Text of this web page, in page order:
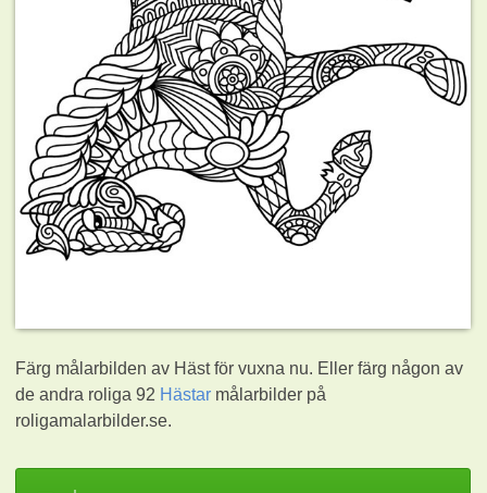
Färg målarbilden av Häst för vuxna nu. Eller färg någon av
de andra roliga 92 Hästar målarbilder på
roligamalarbilder.se.